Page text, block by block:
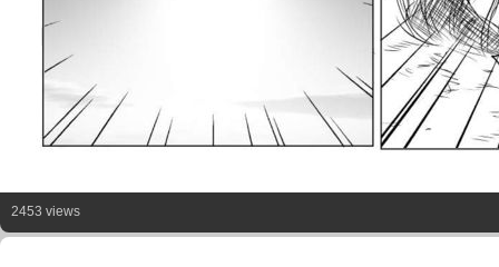
2453 views